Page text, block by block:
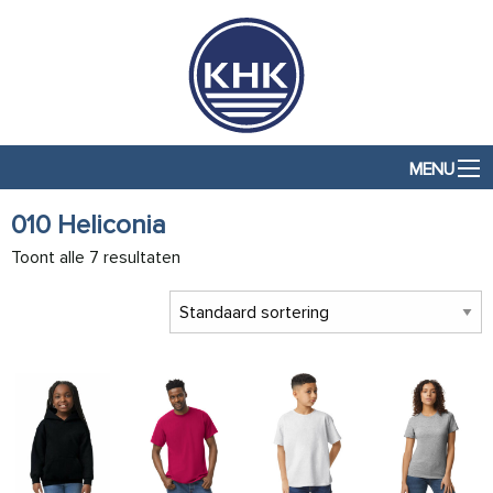
MENU
010 Heliconia
Toont alle 7 resultaten